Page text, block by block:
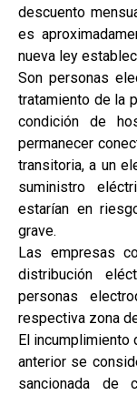
descuento
es
nueva ley
Son personas
tratamiento de la
condición de
permanecer
transitoria, a un
suministro
estarían en
grave.
Las empresas
distribución
personas
respectiva zona
El
anterior se
sancionada de